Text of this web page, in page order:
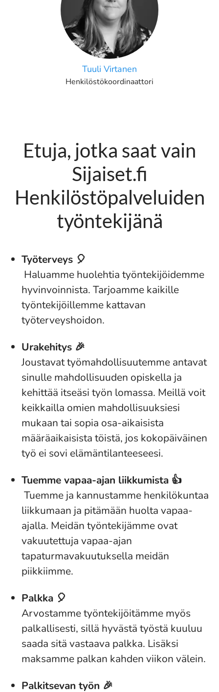
Tuuli Virtanen
Henkilöstökoordinaattori
Etuja, jotka saat vain
Sijaiset.fi
Henkilöstöpalveluiden
työntekijänä
Työterveys 🎈
Haluamme huolehtia työntekijöidemme
hyvinvoinnista. Tarjoamme kaikille
työntekijöillemme kattavan
työterveyshoidon.
Urakehitys 🎉
Joustavat työmahdollisuutemme antavat
sinulle mahdollisuuden opiskella ja
kehittää itseäsi työn lomassa. Meillä voit
keikkailla omien mahdollisuuksiesi
mukaan tai sopia osa-aikaisista
määräaikaisista töistä, jos kokopäiväinen
työ ei sovi elämäntilanteeseesi.
Tuemme vapaa-ajan liikkumista 👍
Tuemme ja kannustamme henkilökuntaa
liikkumaan ja pitämään huolta vapaa-
ajalla. Meidän työntekijämme ovat
vakuutettuja vapaa-ajan
tapaturmavakuutuksella meidän
piikkiimme.
Palkka 🎈
Arvostamme työntekijöitämme myös
palkallisesti, sillä hyvästä työstä kuuluu
saada sitä vastaava palkka. Lisäksi
maksamme palkan kahden viikon välein.
Palkitsevan työn 🎉